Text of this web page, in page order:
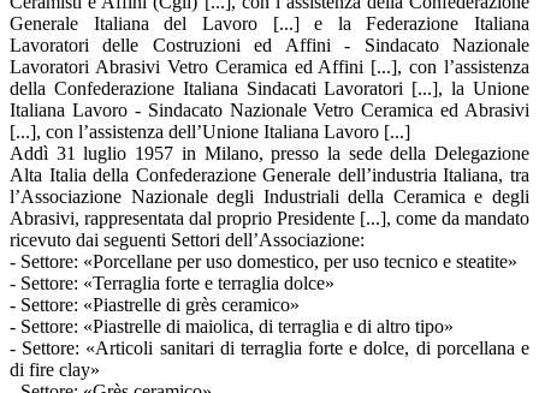
Generale Italiana del Lavoro [...] e la Federazione Italiana
Lavoratori delle Costruzioni ed Affini - Sindacato Nazionale
Lavoratori Abrasivi Vetro Ceramica ed Affini [...], con l’assistenza
della Confederazione Italiana Sindacati Lavoratori [...], la Unione
Italiana Lavoro - Sindacato Nazionale Vetro Ceramica ed Abrasivi
[...], con l’assistenza dell’Unione Italiana Lavoro [...]
Addì 31 luglio 1957 in Milano, presso la sede della Delegazione
Alta Italia della Confederazione Generale dell’industria Italiana, tra
l’Associazione Nazionale degli Industriali della Ceramica e degli
Abrasivi, rappresentata dal proprio Presidente [...], come da mandato
ricevuto dai seguenti Settori dell’Associazione:
- Settore: «Porcellane per uso domestico, per uso tecnico e steatite»
- Settore: «Terraglia forte e terraglia dolce»
- Settore: «Piastrelle di grès ceramico»
- Settore: «Piastrelle di maiolica, di terraglia e di altro tipo»
- Settore: «Articoli sanitari di terraglia forte e dolce, di porcellana e
di fire clay»